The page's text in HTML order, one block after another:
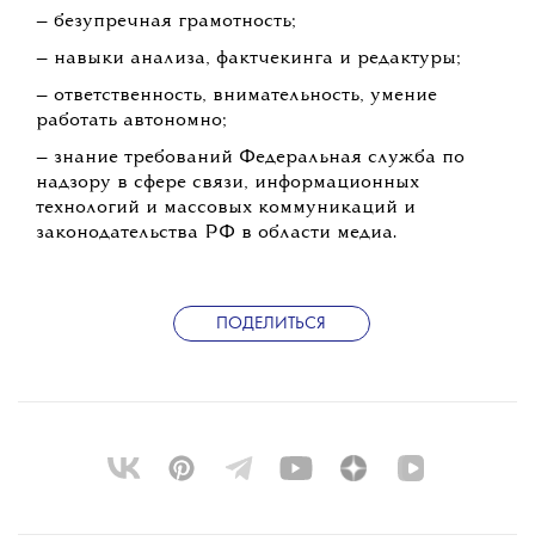
— безупречная грамотность;
— навыки анализа, фактчекинга и редактуры;
— ответственность, внимательность, умение
работать автономно;
— знание требований Федеральная служба по
надзору в сфере связи, информационных
технологий и массовых коммуникаций и
законодательства РФ в области медиа.
ПОДЕЛИТЬСЯ